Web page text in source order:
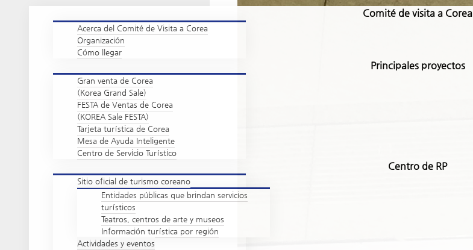
Comité de visita a Corea
Acerca del Comité de Visita a Corea
Organización
Cómo llegar
Principales proyectos
Gran venta de Corea
(Korea Grand Sale)
FESTA de Ventas de Corea
(KOREA Sale FESTA)
Tarjeta turística de Corea
Mesa de Ayuda Inteligente
Centro de Servicio Turístico
Centro de RP
Sitio oficial de turismo coreano
Entidades públicas que brindan servicios
turísticos
Teatros, centros de arte y museos
Información turística por región
Actividades y eventos